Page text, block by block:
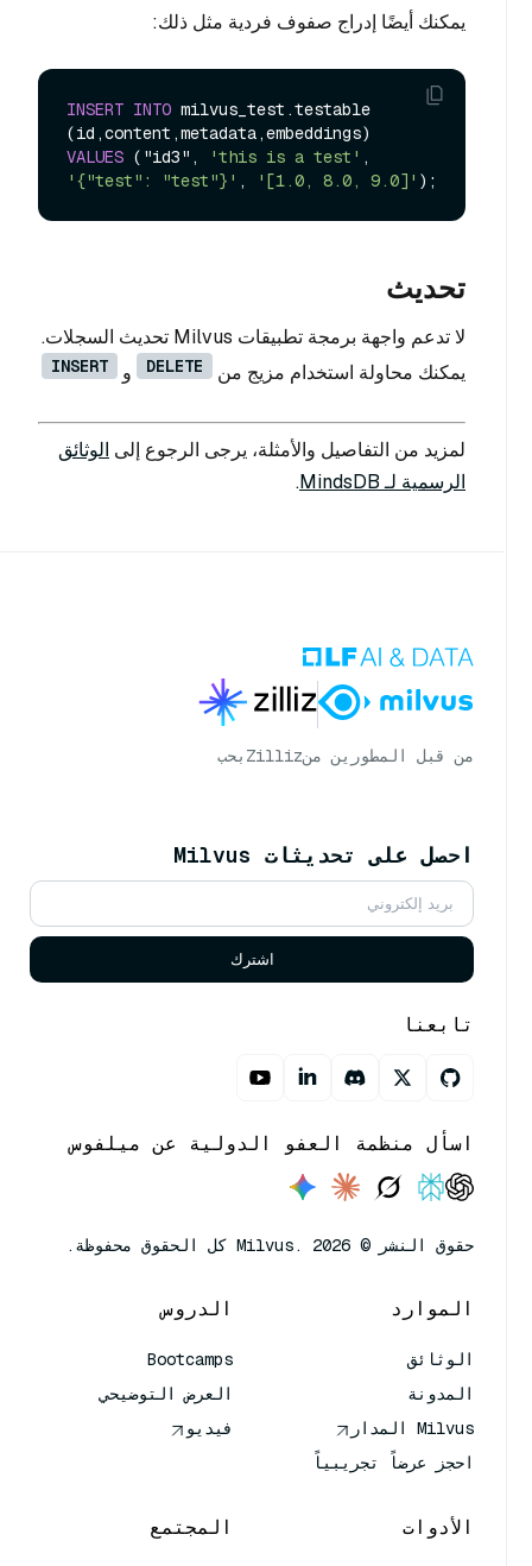
يمكنك أيضًا إدراج صفوف فردية مثل ذلك:
INSERT INTO milvus_test.testable
VALUES ("id3", 'this is a test'
'{"test": "test"}' , '[1.0, 8.0, 9.0]'
تحديث
لا تدعم واجهة برمجة تطبيقات Milvus تحديث السجلات.
يمكنك محاولة استخدام مزيج من
DELETE و INSERT
لمزيد من التفاصيل والأمثلة، يرجى الرجوع إلى الوثائق
الرسمية لـ MindsDB
.
من قبل المطورين منZilliz بحب
احصل على تحديثات Milvus
اشترك
تابعنا
اسأل منظمة العفو الدولية عن ميلفوس
حقوق النشر © Milvus. 2026 كل الحقوق محفوظة.
الموارد
الوثائق
المدونة
Milvus المدار
احجز عرضاً تجريبياً
الدروس
Bootcamps
العرض التوضيحي
فيديو
الأدوات المجتمع